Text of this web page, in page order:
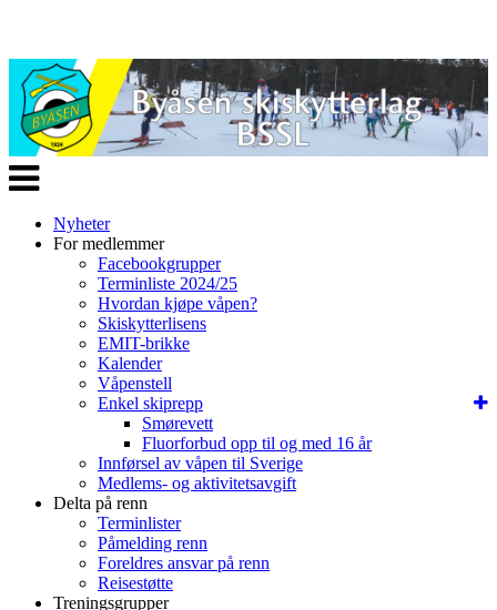
Veksle
navigasjon
Nyheter
For medlemmer
Facebookgrupper
Terminliste 2024/25
Hvordan kjøpe våpen?
Skiskytterlisens
EMIT-brikke
Kalender
Våpenstell
Enkel skiprepp
Smørevett
Fluorforbud opp til og med 16 år
Innførsel av våpen til Sverige
Medlems- og aktivitetsavgift
Delta på renn
Terminlister
Påmelding renn
Foreldres ansvar på renn
Reisestøtte
Treningsgrupper